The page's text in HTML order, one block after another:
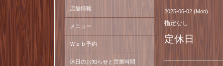
2025-06-02 (Mon)
指定なし
定休日
店舗情報
メニュー
Ｗｅｂ予約
休日のお知らせと営業時間